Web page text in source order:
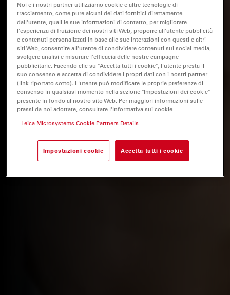
Noi e i nostri partner utilizziamo cookie e altre tecnologie di
tracciamento, come pure alcuni dei dati fornitici direttamente
dall'utente, quali le sue informazioni di contatto, per migliorare
l'esperienza di fruizione dei nostri siti Web, proporre all'utente pubblicità
e contenuti personalizzati in base alle sue interazioni con questi e altri
siti Web, consentire all'utente di condividere contenuti sui social media,
svolgere analisi e misurare l'efficacia delle nostre campagne
pubblicitarie. Facendo clic su "Accetta tutti i cookie", l'utente presta il
suo consenso e accetta di condividere i propri dati con i nostri partner
(link riportato sotto). L'utente può modificare le proprie preferenze di
consenso in qualsiasi momento nella sezione "Impostazioni dei cookie"
presente in fondo al nostro sito Web. Per maggiori informazioni sulle
prassi da noi adottate, consultare l'Informativa sui cookie
Leica Microsystems Cookie Partners Details
Impostazioni cookie Accetta tutti i cookie